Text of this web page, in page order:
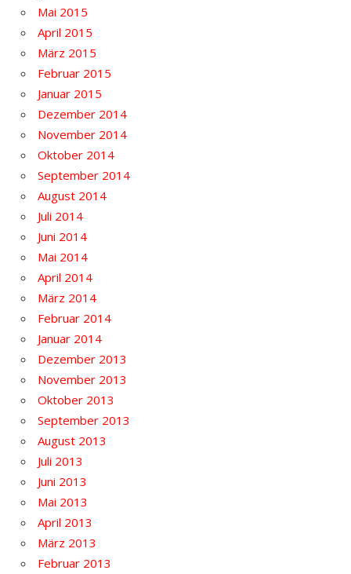
Mai 2015
April 2015
März 2015
Februar 2015
Januar 2015
Dezember 2014
November 2014
Oktober 2014
September 2014
August 2014
Juli 2014
Juni 2014
Mai 2014
April 2014
März 2014
Februar 2014
Januar 2014
Dezember 2013
November 2013
Oktober 2013
September 2013
August 2013
Juli 2013
Juni 2013
Mai 2013
April 2013
März 2013
Februar 2013